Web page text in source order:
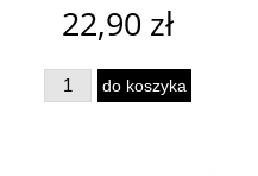
22,90 zł
do koszyka